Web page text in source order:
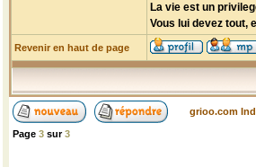
La vie est un
Vous lui devez tout,
Revenir en haut de page
grioo.com
Page 3 sur3